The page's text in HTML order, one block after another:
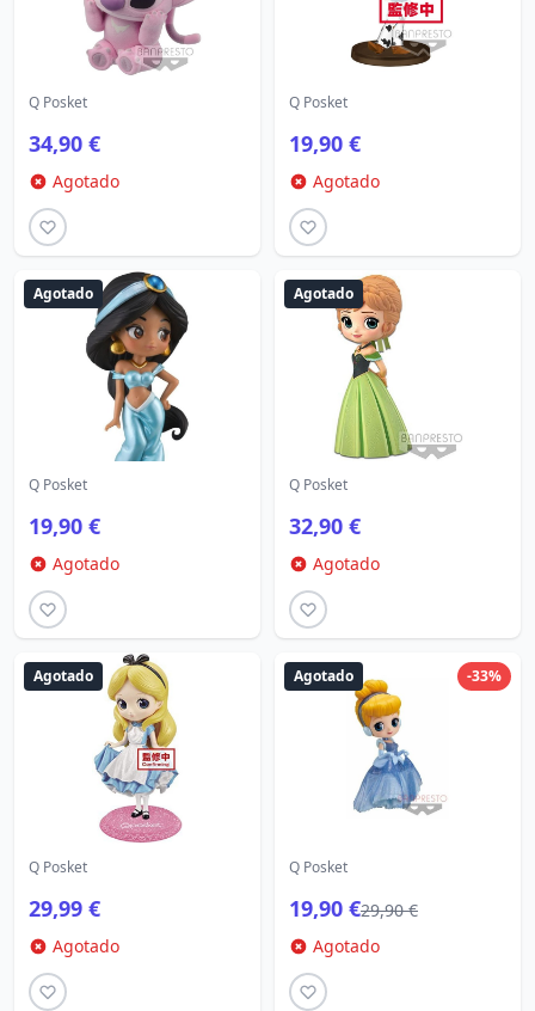
Q Posket
34,90 €
Agotado
Q Posket
19,90 €
Agotado
Agotado
Q Posket
19,90 €
Agotado
Agotado
Q Posket
32,90 €
Agotado
Agotado
Q Posket
29,99 €
Agotado
-33%
Agotado
Q Posket
19,90 €29,90 €
Agotado